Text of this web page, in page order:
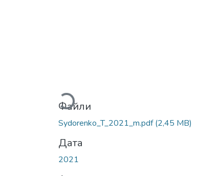
Вантажиться...
Файли
Sydorenko_T_2021_m.pdf(2,45 MB)
Дата
2021